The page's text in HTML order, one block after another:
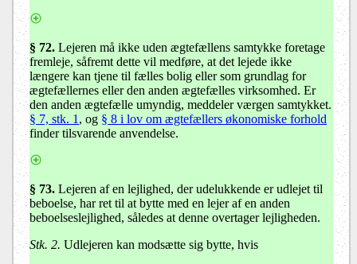
§ 72. Lejeren må ikke uden ægtefællens samtykke foretage
fremleje, såfremt dette vil medføre, at det lejede ikke
længere kan tjene til fælles bolig eller som grundlag for
ægtefællernes eller den anden ægtefælles virksomhed. Er
den anden ægtefælle umyndig, meddeler værgen samtykket.
§ 7, stk. 1 , og § 8 i lov om ægtefællers økonomiske forhold
finder tilsvarende anvendelse.
§ 73. Lejeren af en lejlighed, der udelukkende er udlejet til
beboelse, har ret til at bytte med en lejer af en anden
beboelseslejlighed, således at denne overtager lejligheden.
Stk. 2. Udlejeren kan modsætte sig bytte, hvis